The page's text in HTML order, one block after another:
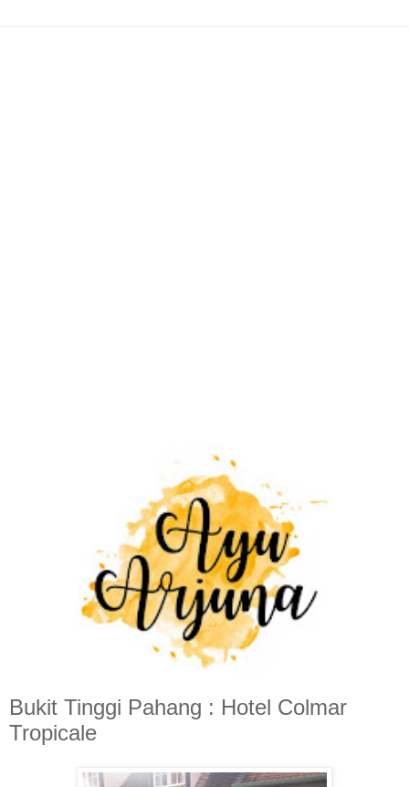
Bukit Tinggi Pahang : Hotel Colmar
Tropicale